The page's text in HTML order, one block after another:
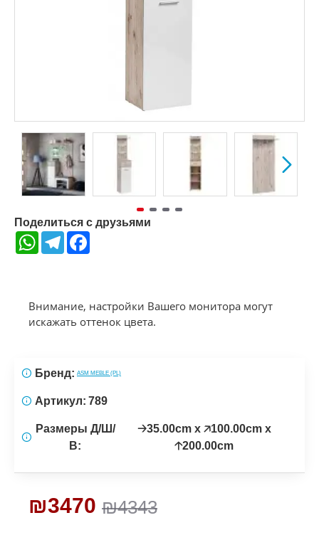
Поделиться с друзьями
WhatsAppTelegram
Внимание, настройки Вашего монитора могут
искажать оттенок цвета.
₪4343
₪3470
Бренд: ASM MEBLE (PL)
Артикул: 789
Размеры Д/Ш/
В:
🡢35.00cm x 🡥100.00cm x
🡡200.00cm